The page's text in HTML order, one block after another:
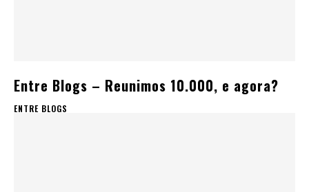
Entre Blogs – Reunimos 10.000, e agora?
ENTRE BLOGS